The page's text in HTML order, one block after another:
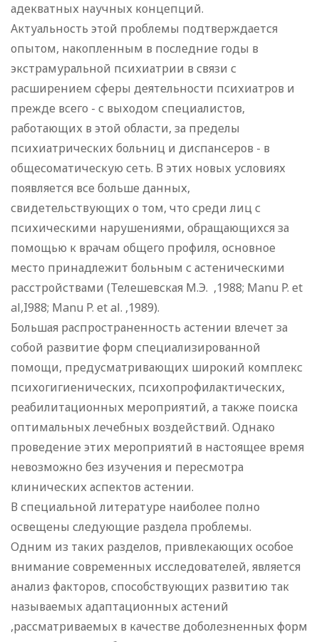
адекватных научных концепций.
Актуальность этой проблемы подтверждается
опытом, накопленным в последние годы в
экстрамуральной психиатрии в связи с
расширением сферы деятельности психиатров и
прежде всего - с выходом специалистов,
работающих в этой области, за пределы
психиатрических больниц и диспансеров - в
общесоматическую сеть. В этих новых условиях
появляется все больше данных,
свидетельствующих о том, что среди лиц с
психическими нарушениями, обращающихся за
помощью к врачам общего профиля, основное
место принадлежит больным с астеническими
расстройствами (Телешевская М.Э. ,1988; Manu P. et
al,I988; Manu P. et al. ,1989).
Большая распространенность астении влечет за
собой развитие форм специализированной
помощи, предусматривающих широкий комплекс
психогигиенических, психопрофилактических,
реабилитационных мероприятий, а также поиска
оптимальных лечебных воздействий. Однако
проведение этих мероприятий в настоящее время
невозможно без изучения и пересмотра
клинических аспектов астении.
В специальной литературе наиболее полно
освещены следующие раздела проблемы.
Одним из таких разделов, привлекающих особое
внимание современных исследователей, является
анализ факторов, способствующих развитию так
называемых адаптационных астений
,рассматриваемых в качестве доболезненных форм